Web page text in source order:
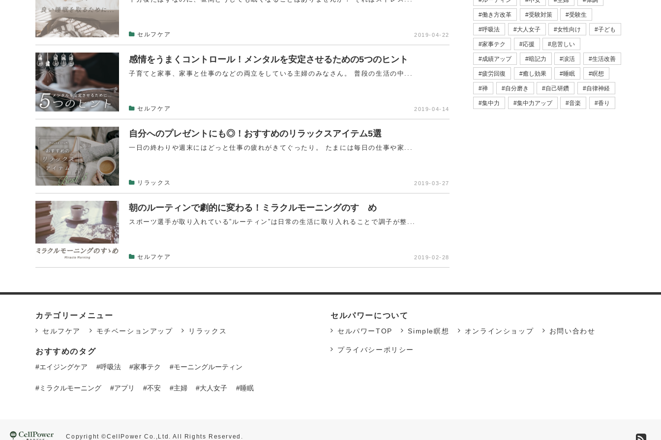
セルフケア 2019-04-22
感情をうまくコントロール！メンタルを安定させるための5つのヒント
子育てと家事、家事と仕事のなどの両立をしている主婦のみなさん。 普段の生活の中...
セルフケア 2019-04-14
自分へのプレゼントにも◎！おすすめのリラックスアイテム5選
一日の終わりや週末にはどっと仕事の疲れがきてぐったり。 たまには毎日の仕事や家...
リラックス 2019-03-27
朝のルーティンで劇的に変わる！ミラクルモーニングのすゝめ
スポーツ選手が取り入れている”ルーティン”は日常の生活に取り入れることで調子が整...
セルフケア 2019-02-28
働き方改革 受験対策 受験生
呼吸法 大人女子 女性向け 子ども
家事テク 応援 息苦しい
成績アップ 暗記力 涙活 生活改善
疲労回復 癒し効果 睡眠 瞑想
禅 自分磨き 自己研鑽 自律神経
集中力 集中力アップ 音楽 香り
カテゴリーメニュー
セルフケア モチベーションアップ リラックス
おすすめのタグ
エイジングケア 呼吸法 家事テク モーニングルーティン
ミラクルモーニング アプリ 不安 主婦 大人女子 睡眠
セルパワーについて
セルパワーTOP Simple瞑想 オンラインショップ お問い合わせ
プライバシーポリシー
Copyright ©CellPower Co.,Ltd. All Rights Reserved.